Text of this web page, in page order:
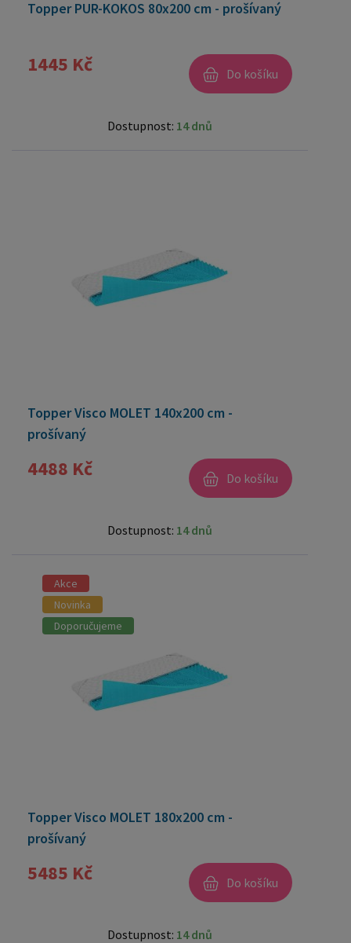
Topper PUR-KOKOS 80x200 cm - prošívaný
1445 Kč Do košíku
Dostupnost: 14 dnů
Topper Visco MOLET 140x200 cm -
prošívaný
4488 Kč Do košíku
Dostupnost: 14 dnů
Akce
Novinka
Doporučujeme
Topper Visco MOLET 180x200 cm -
prošívaný
5485 Kč Do košíku
Dostupnost: 14 dnů